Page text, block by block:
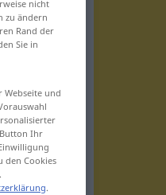
nicht
zu ändern
Rand der
Sie in
und
Ihr
den Cookies
.